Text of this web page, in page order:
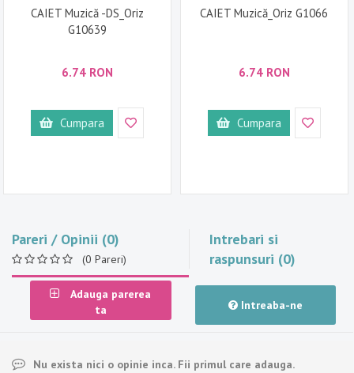
CAIET Muzică -DS_Oriz
G10639
6.74 RON
Cumpara
CAIET Muzică_Oriz G1066
6.74 RON
Cumpara
Pareri / Opinii (0)
(0 Pareri)
Intrebari si
raspunsuri (0)
Adauga parerea
ta
Intreaba-ne
Nu exista nici o opinie inca. Fii primul care adauga.